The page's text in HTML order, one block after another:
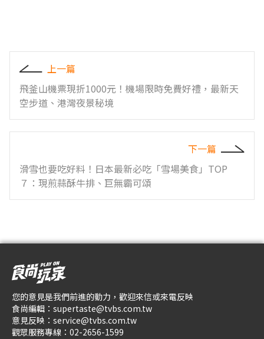
上一篇
飛釜山機票現折1000元！機場限時免費好禮，最新天
空步道、港灣夜景秘境
下一篇
滑雪也要吃好料！日本最新必吃「雪場美食」TOP
７：現煎蒜酥牛排、巨無霸可頌
您的意見是我們前進的動力，歡迎來信或來電反映
食尚編輯： supertaste@tvbs.com.tw
意見反映： service@tvbs.com.tw
觀眾服務專線： 02-2656-1599